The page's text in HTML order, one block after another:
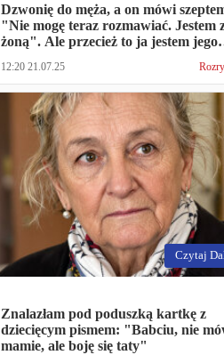
Dzwonię do męża, a on mówi
"Nie mogę teraz rozmawiać. Jestem
żoną". Ale przecież to ja jestem jego
12:20 21.07.25
Czytaj
Znalazłam pod poduszką kartkę z
dziecięcym pismem: "Babciu, nie
mamie, ale boję się taty"